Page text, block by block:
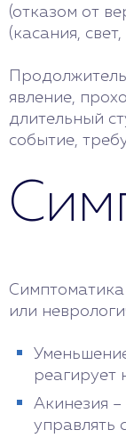
(отказом от
(касания,
явление,
длительный
событие,
Симптоматика
или
реагирует
Акинезия
управлять